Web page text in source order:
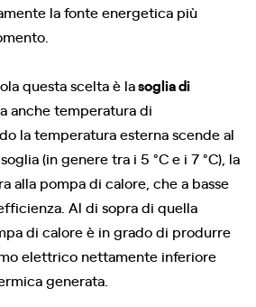
la fonte energetica più
questa scelta è lasoglia di
anche temperatura di
la temperatura esterna scende al
(in genere tra i 5 °C e i 7 °C), la
alla pompa di calore, che a basse
Al di sopra di quella
di calore è in grado di produrre
elettrico nettamente inferiore
generata.